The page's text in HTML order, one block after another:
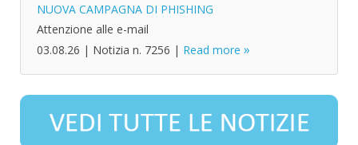
NUOVA CAMPAGNA DI PHISHING
Attenzione alle e-mail
03.08.26 | Notizia n. 7256 | Read more